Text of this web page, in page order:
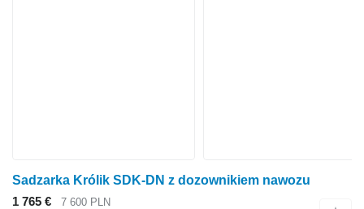
Sadzarka Królik SDK-DN z dozownikiem nawozu
1 765 €
7 600 PLN